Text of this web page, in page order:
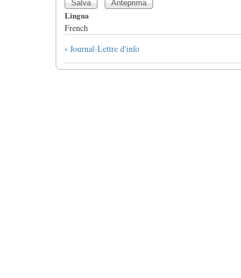
Lingua
French
Link
di
attraversamento
‹ Journal-Lettre d'info